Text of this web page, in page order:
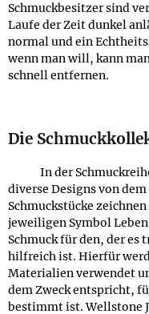
Schmuckbesitzer sind
Laufe der Zeit dunkel
normal und ein
wenn man will, kann
schnell entfernen.
Die
In der
diverse Designs von
Schmuckstücke
jeweiligen Symbol
Schmuck für den, der
hilfreich ist. Hierfür
Materialien verwendet
dem Zweck entspricht,
bestimmt ist. Wellstone